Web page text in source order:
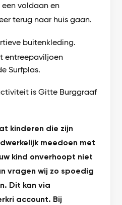
een voldaan en
terug naar huis gaan.
buitenkleding.
entreepaviljoen
Surfplas.
is Gitte Burggraaf
kinderen die zijn
meedoen met
kind onverhoopt niet
vragen wij zo spoedig
Dit kan via
account. Bij